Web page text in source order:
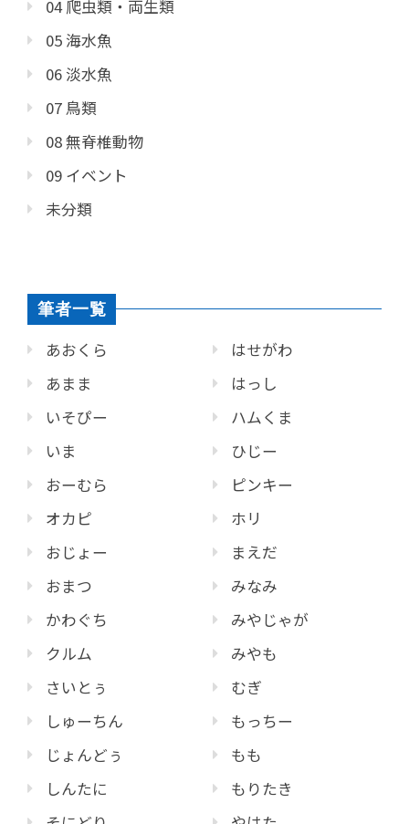
04 爬虫類・両生類
05 海水魚
06 淡水魚
07 鳥類
08 無脊椎動物
09 イベント
未分類
筆者一覧
あおくら
あまま
いそぴー
いま
おーむら
オカピ
おじょー
おまつ
かわぐち
クルム
さいとぅ
しゅーちん
じょんどぅ
しんたに
はせがわ
はっし
ハムくま
ひじー
ピンキー
ホリ
まえだ
みなみ
みやじゃが
みやも
むぎ
もっちー
もも
もりたき